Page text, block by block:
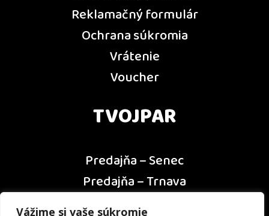
Vážime si vaše súkromie
Reklamačný formulár
Ochrana súkromia
Vrátenie
Voucher
TVOJPAR
Predajňa – Senec
Predajňa – Trnava
Predajňa – Dunajská Streda